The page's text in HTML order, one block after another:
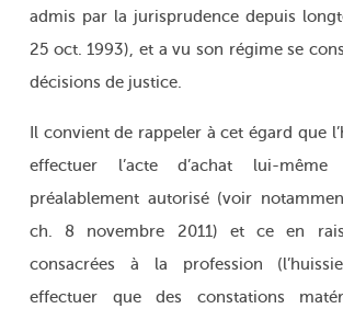
admis par la jurisprudence depuis
25 oct. 1993), et a vu son régime se
décisions de justice.
Il convient de rappeler à cet égard que
effectuer l’acte d’achat lui-
préalablement autorisé (voir
ch. 8 novembre 2011) et ce en
consacrées à la profession
effectuer que des constations